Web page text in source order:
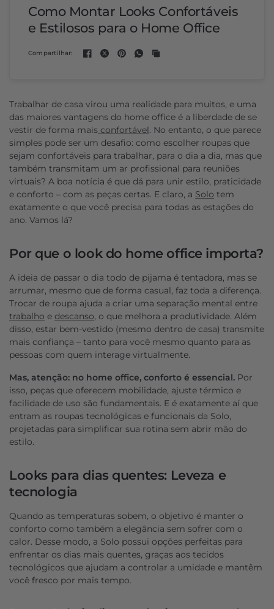
Como Montar Looks Confortáveis
e Estilosos para o Home Office
Compartilhar:
Trabalhar de casa virou uma realidade para muitos, e uma
das maiores vantagens do home office é a liberdade de se
vestir de forma mais confortável. No entanto, o que parece
simples pode ser um desafio: como escolher roupas que
sejam confortáveis para trabalhar, para o dia a dia, mas que
também transmitam um ar profissional para reuniões
virtuais? A boa notícia é que dá para unir estilo, praticidade
e conforto – com as peças certas. E claro, a Solo tem
exatamente o que você precisa para todas as estações do
ano. Vamos lá?
Por que o look do home office importa?
A ideia de passar o dia todo de pijama é tentadora, mas se
arrumar, mesmo que de forma casual, faz toda a diferença.
Trocar de roupa ajuda a criar uma separação mental entre
trabalho edescanso, o que melhora a produtividade. Além
disso, estar bem-vestido (mesmo dentro de casa) transmite
mais confiança – tanto para você mesmo quanto para as
pessoas com quem interage virtualmente.
Mas, atenção: no home office, conforto é essencial. Por
isso, peças que oferecem mobilidade, ajuste térmico e
facilidade de uso são fundamentais. E é exatamente aí que
entram as roupas tecnológicas e funcionais da Solo,
projetadas para simplificar sua rotina sem abrir mão do
estilo.
Looks para dias quentes: Leveza e
tecnologia
Quando as temperaturas sobem, o objetivo é manter o
conforto como também a elegância sem sofrer com o
calor. Desse modo, a Solo possui opções perfeitas para
enfrentar os dias mais quentes, graças aos tecidos
tecnológicos que ajudam a controlar a umidade e mantêm
você fresco por mais tempo.